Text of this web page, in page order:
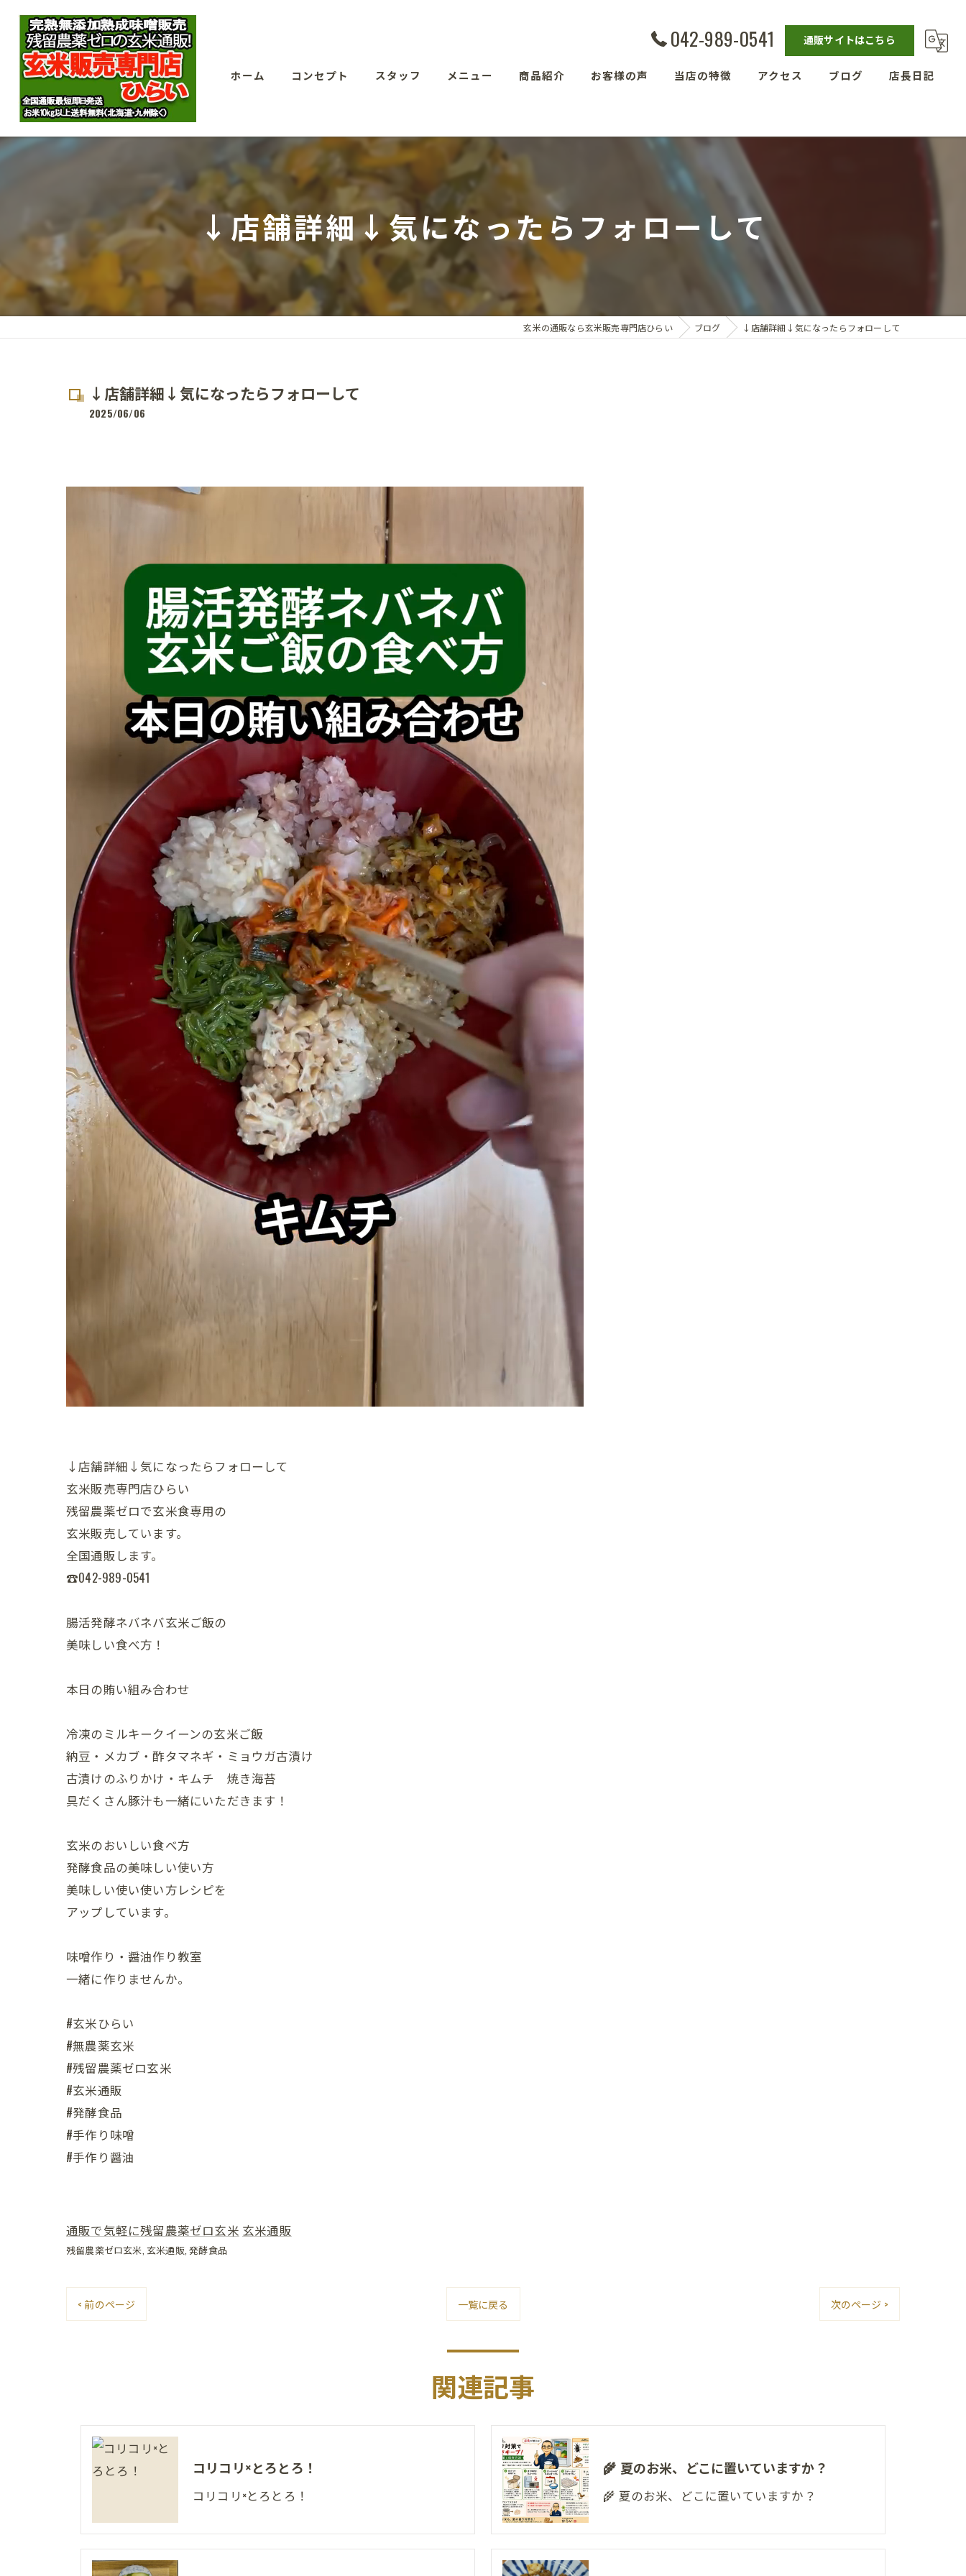
042-989-0541 通販サイトはこちら
ホーム コンセプト スタッフ メニュー 商品紹介 お客様の声 当店の特徴
埼玉の玄米
残留農薬ゼロ玄米
アクセス ブログ 店長日記
↓店舗詳細↓気になったらフォローして
玄米の通販なら玄米販売専門店ひらい ブログ ↓店舗詳細↓気になったらフォローして
↓店舗詳細↓気になったらフォローして
2025/06/06
↓店舗詳細↓気になったらフォローして
玄米販売専門店ひらい
残留農薬ゼロで玄米食専用の
玄米販売しています。
全国通販します。
☎042-989-0541
腸活発酵ネバネバ玄米ご飯の
美味しい食べ方！
本日の賄い組み合わせ
冷凍のミルキークイーンの玄米ご飯
納豆・メカブ・酢タマネギ・ミョウガ古漬け
古漬けのふりかけ・キムチ 焼き海苔
具だくさん豚汁も一緒にいただきます！
玄米のおいしい食べ方
発酵食品の美味しい使い方
美味しい使い使い方レシピを
アップしています。
味噌作り・醤油作り教室
一緒に作りませんか。
#玄米ひらい
#無農薬玄米
#残留農薬ゼロ玄米
#玄米通販
#発酵食品
#手作り味噌
#手作り醤油
通販で気軽に残留農薬ゼロ玄米 玄米通販
残留農薬ゼロ玄米 玄米通販 発酵食品
< 前のページ 一覧に戻る 次のページ >
関連記事
コリコリ×とろとろ！
コリコリ×とろとろ！
🌾 夏のお米、どこに置いていますか？
🌾 夏のお米、どこに置いていますか？